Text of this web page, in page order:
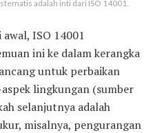
adalah inti dari ISO 14001.
ISO 14001
ini ke dalam kerangka
untuk perbaikan
lingkungan (sumber
selanjutnya adalah
misalnya, pengurangan